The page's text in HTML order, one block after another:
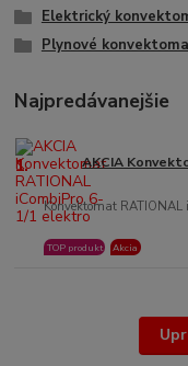
Elektrický
Plynové
Najpredávanejšie
1. AKCIA
Konvektomat
TOP produkt Akcia